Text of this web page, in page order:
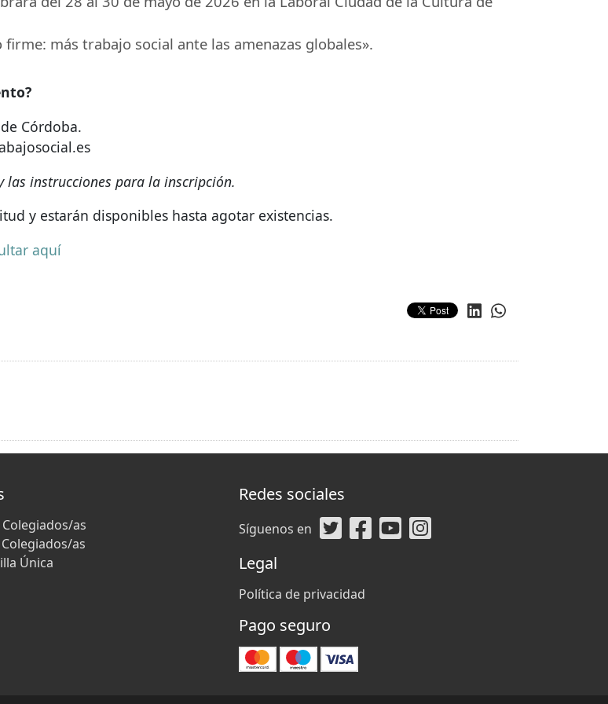
más trabajo social ante las amenazas globales».
de Córdoba.
las instrucciones para la inscripción.
y estarán disponibles hasta agotar existencias.
aquí
as
as
Única
Redes sociales
Síguenos en
Legal
Política de privacidad
Pago seguro